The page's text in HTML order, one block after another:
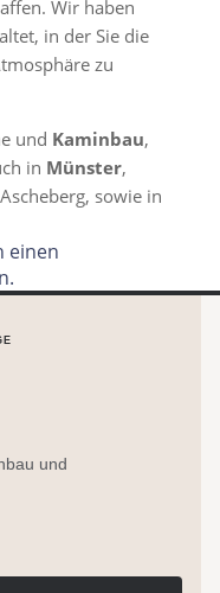
Wir haben
in der Sie die
zu
und Kaminbau,
in Münster,
sowie in
einen
und